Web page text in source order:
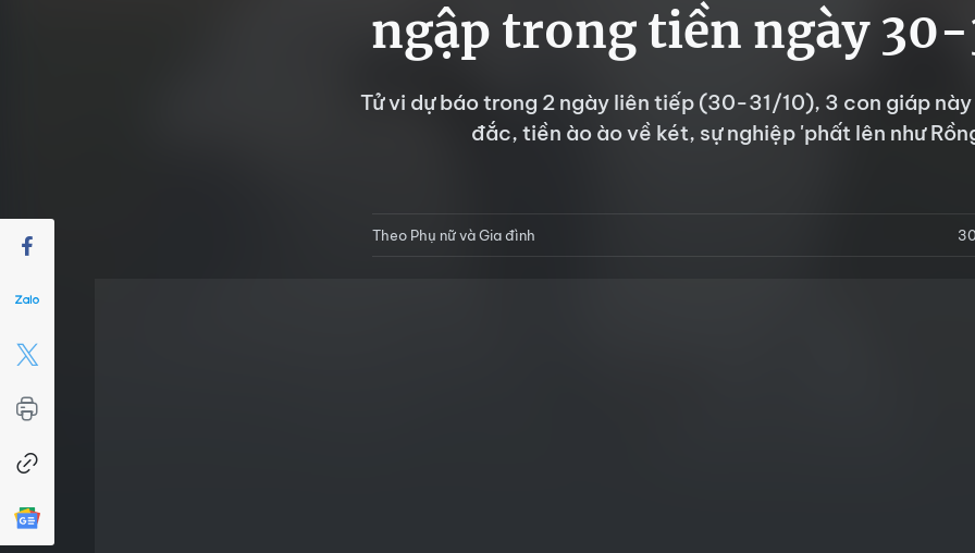
ngập trong tiền ngày 30-
Tử vi dự báo trong 2 ngày liên tiếp (30-31/10), 3 con giáp
đắc, tiền ào ào về két, sự nghiệp 'phất lên như
Theo Phụ nữ và Gia đình